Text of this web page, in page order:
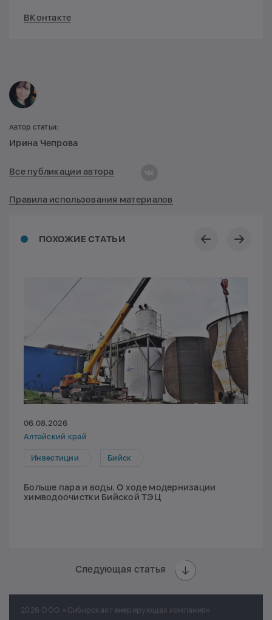
ВКонтакте
ПОХОЖИЕ СТАТЬИ
06.08.2026
Алтайский край
Инвестиции Бийск
Больше пара и воды. О ходе модернизации
химводоочистки Бийской ТЭЦ
Следующая статья
Автор статьи:
Ирина Чепрова
Все публикации автора
Правила использования материалов
2026 ООО «Сибирская генерирующая компания»